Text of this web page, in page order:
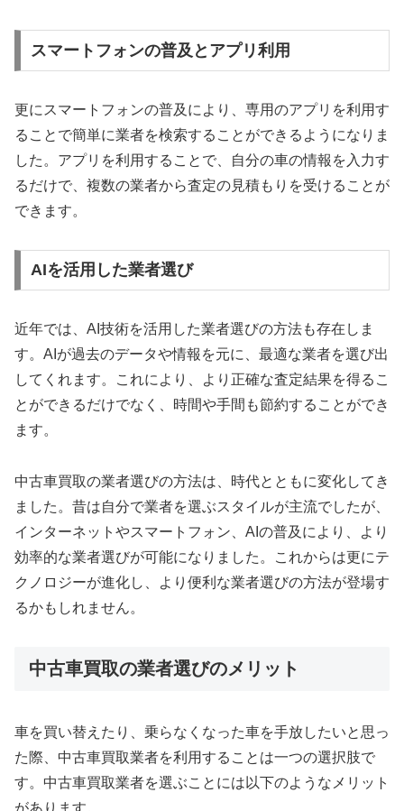
スマートフォンの普及とアプリ利用
更にスマートフォンの普及により、専用のアプリを利用す
ることで簡単に業者を検索することができるようになりま
した。アプリを利用することで、自分の車の情報を入力す
るだけで、複数の業者から査定の見積もりを受けることが
できます。
AIを活用した業者選び
近年では、AI技術を活用した業者選びの方法も存在しま
す。AIが過去のデータや情報を元に、最適な業者を選び出
してくれます。これにより、より正確な査定結果を得るこ
とができるだけでなく、時間や手間も節約することができ
ます。
中古車買取の業者選びの方法は、時代とともに変化してき
ました。昔は自分で業者を選ぶスタイルが主流でしたが、
インターネットやスマートフォン、AIの普及により、より
効率的な業者選びが可能になりました。これからは更にテ
クノロジーが進化し、より便利な業者選びの方法が登場す
るかもしれません。
中古車買取の業者選びのメリット
車を買い替えたり、乗らなくなった車を手放したいと思っ
た際、中古車買取業者を利用することは一つの選択肢で
す。中古車買取業者を選ぶことには以下のようなメリット